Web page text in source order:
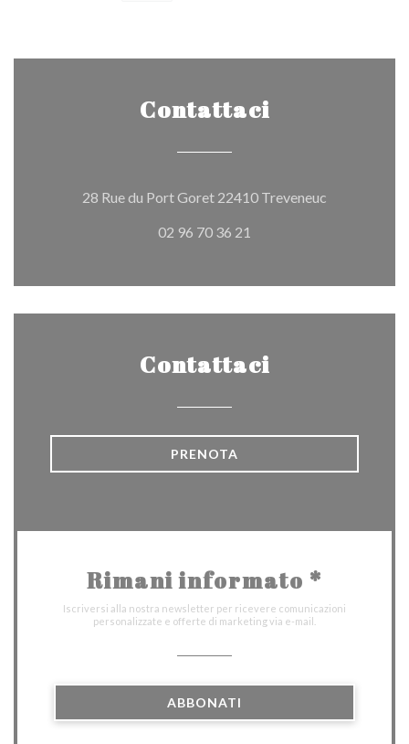
Contattaci
28 Rue du Port Goret 22410 Treveneuc
02 96 70 36 21
Contattaci
PRENOTA
Rimani informato *
Iscriversi alla nostra newsletter per ricevere comunicazioni
personalizzate e offerte di marketing via e-mail.
ABBONATI